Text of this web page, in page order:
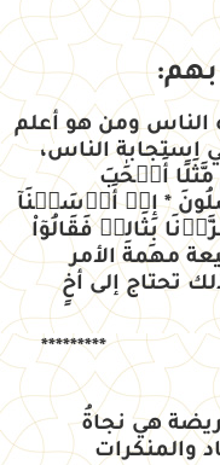
الناس ومن هو أعلم
استجابة الناس،
أَصۡحَٰبَ
* إِذۡ أَرۡسَلۡنَآ
بِثَالِثٖ فَقَالُوٓاْ
مهمة الأمر
تحتاج إلى أخٍ
هي نجاةُ
والمنكرات